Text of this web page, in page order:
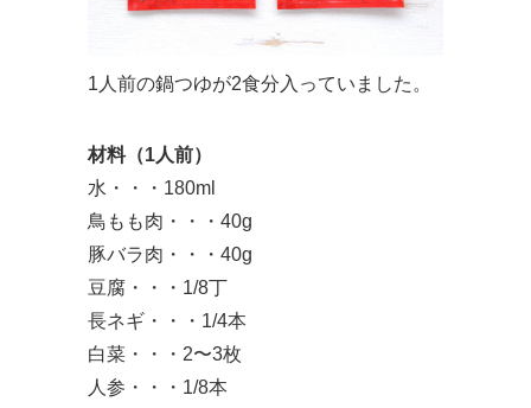
1人前の鍋つゆが2食分入っていました。
材料（1人前）
水・・・180ml
鳥もも肉・・・40g
豚バラ肉・・・40g
豆腐・・・1/8丁
長ネギ・・・1/4本
白菜・・・2〜3枚
人参・・・1/8本